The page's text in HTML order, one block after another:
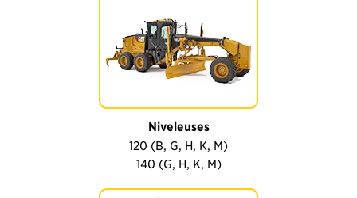
Niveleuses
120 (B, G, H, K, M)
140 (G, H, K, M)